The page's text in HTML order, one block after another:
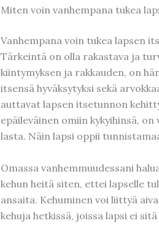
Miten voin vanhempana tukea
Vanhempana voin tukea lapsen
Tärkeintä on olla rakastava ja
kiintymyksen ja rakkauden, on
itsensä hyväksytyksi sekä
auttavat lapsen itsetunnon
epäileväinen omiin kykyihinsä,
lasta. Näin lapsi oppii
Omassa vanhemmuudessani
kehun heitä siten, ettei lapselle
ansaita. Kehuminen voi liittyä
kehuja hetkissä, joissa lapsi ei